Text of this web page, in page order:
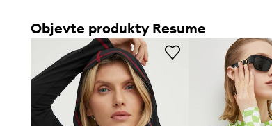
Objevte produkty Resume